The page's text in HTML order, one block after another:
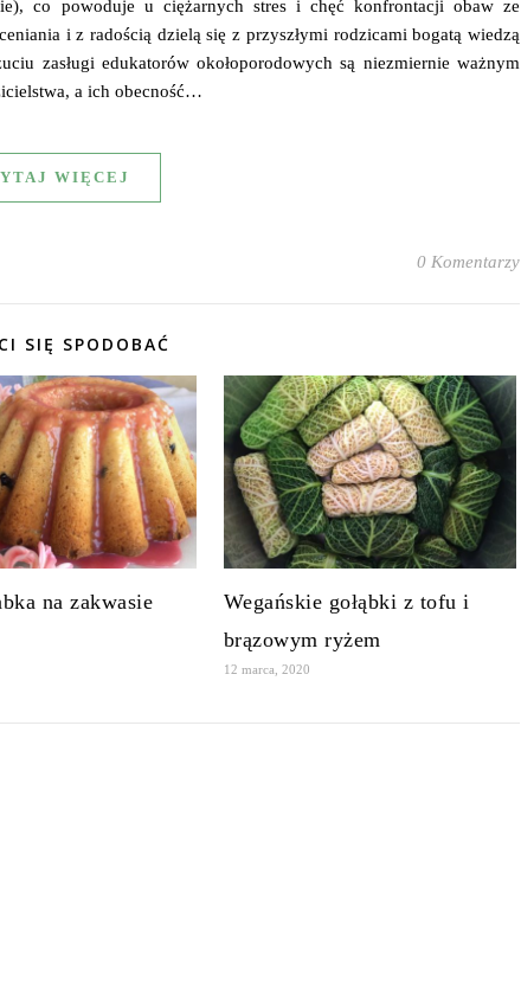
co powoduje u ciężarnych stres i chęć konfrontacji obaw ze
i z radością dzielą się z przyszłymi rodzicami bogatą wiedzą
zasługi edukatorów okołoporodowych są niezmiernie ważnym
a ich obecność…
WIĘCEJ
0 Komentarzy
SIĘ SPODOBAĆ
na zakwasie
Wegańskie gołąbki z tofu i
brązowym ryżem
12 marca, 2020